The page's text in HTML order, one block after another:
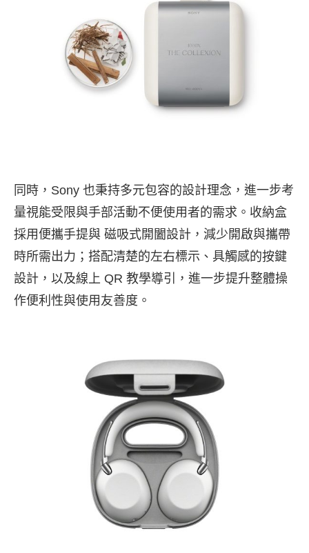
同時，Sony 也秉持多元包容的設計理念，進一步考
量視能受限與手部活動不便使用者的需求。收納盒
採用便攜手提與 磁吸式開闔設計，減少開啟與攜帶
時所需出力；搭配清楚的左右標示、具觸感的按鍵
設計，以及線上 QR 教學導引，進一步提升整體操
作便利性與使用友善度。